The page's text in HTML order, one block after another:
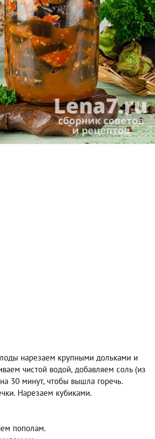
нарезаем крупными дольками и
чистой водой, добавляем соль (из
30 минут, чтобы вышла горечь.
Нарезаем кубиками.
пополам.